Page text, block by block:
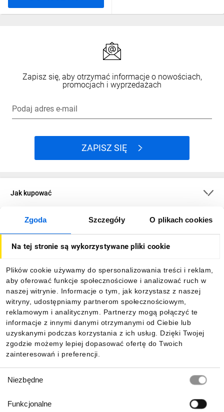
Zgoda Szczegóły O plikach cookies
Na tej stronie są wykorzystywane pliki cookie
Plików cookie używamy do spersonalizowania treści i reklam,
aby oferować funkcje społecznościowe i analizować ruch w
naszej witrynie. Informacje o tym, jak korzystasz z naszej
witryny, udostępniamy partnerom społecznościowym,
reklamowym i analitycznym. Partnerzy mogą połączyć te
informacje z innymi danymi otrzymanymi od Ciebie lub
uzyskanymi podczas korzystania z ich usług. Dzięki Twojej
zgodzie możemy lepiej dopasować ofertę do Twoich
zainteresowań i preferencji.
zgody
Niezbędne
Funkcjonalne
Zapisz się, aby otrzymać informacje o nowościach,
promocjach i wyprzedażach
Podaj adres e-mail
ZAPISZ SIĘ
Jak kupować
O firmie
Informacje
Pobierz naszą aplikację mobilną: